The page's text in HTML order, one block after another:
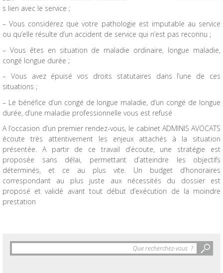
s lien avec le service ;
– Vous considérez que votre pathologie est imputable au service
ou qu’elle résulte d’un accident de service qui n’est pas reconnu ;
– Vous êtes en situation de maladie ordinaire, longue maladie,
congé longue durée ;
– Vous avez épuisé vos droits statutaires dans l’une de ces
situations ;
– Le bénéfice d’un congé de longue maladie, d’un congé de longue
durée, d’une maladie professionnelle vous est refusé
A l’occasion d’un premier rendez-vous, le cabinet ADMINIS AVOCATS
écoute très attentivement les enjeux attachés à la situation
présentée. A partir de ce travail d’écoute, une stratégie est
proposée sans délai, permettant d’atteindre les objectifs
déterminés, et ce au plus vite. Un budget d’honoraires
correspondant au plus juste aux nécessités du dossier est
proposé et validé avant tout début d’exécution de la moindre
prestation
Objet
de